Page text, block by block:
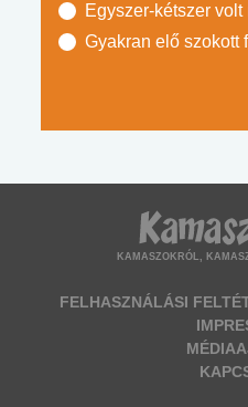
Egyszer-kétszer volt
Gyakran elő szokott
KAMASZOKRÓL,
FELHASZNÁLÁSI